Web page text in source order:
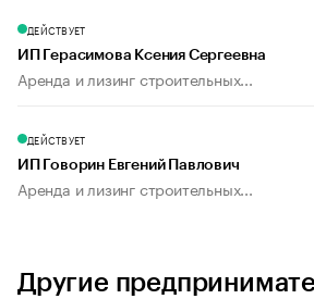
ДЕЙСТВУЕТ
ИП Герасимова Ксения Сергеевна
Аренда и лизинг строительных...
ДЕЙСТВУЕТ
ИП Говорин Евгений Павлович
Аренда и лизинг строительных...
Другие